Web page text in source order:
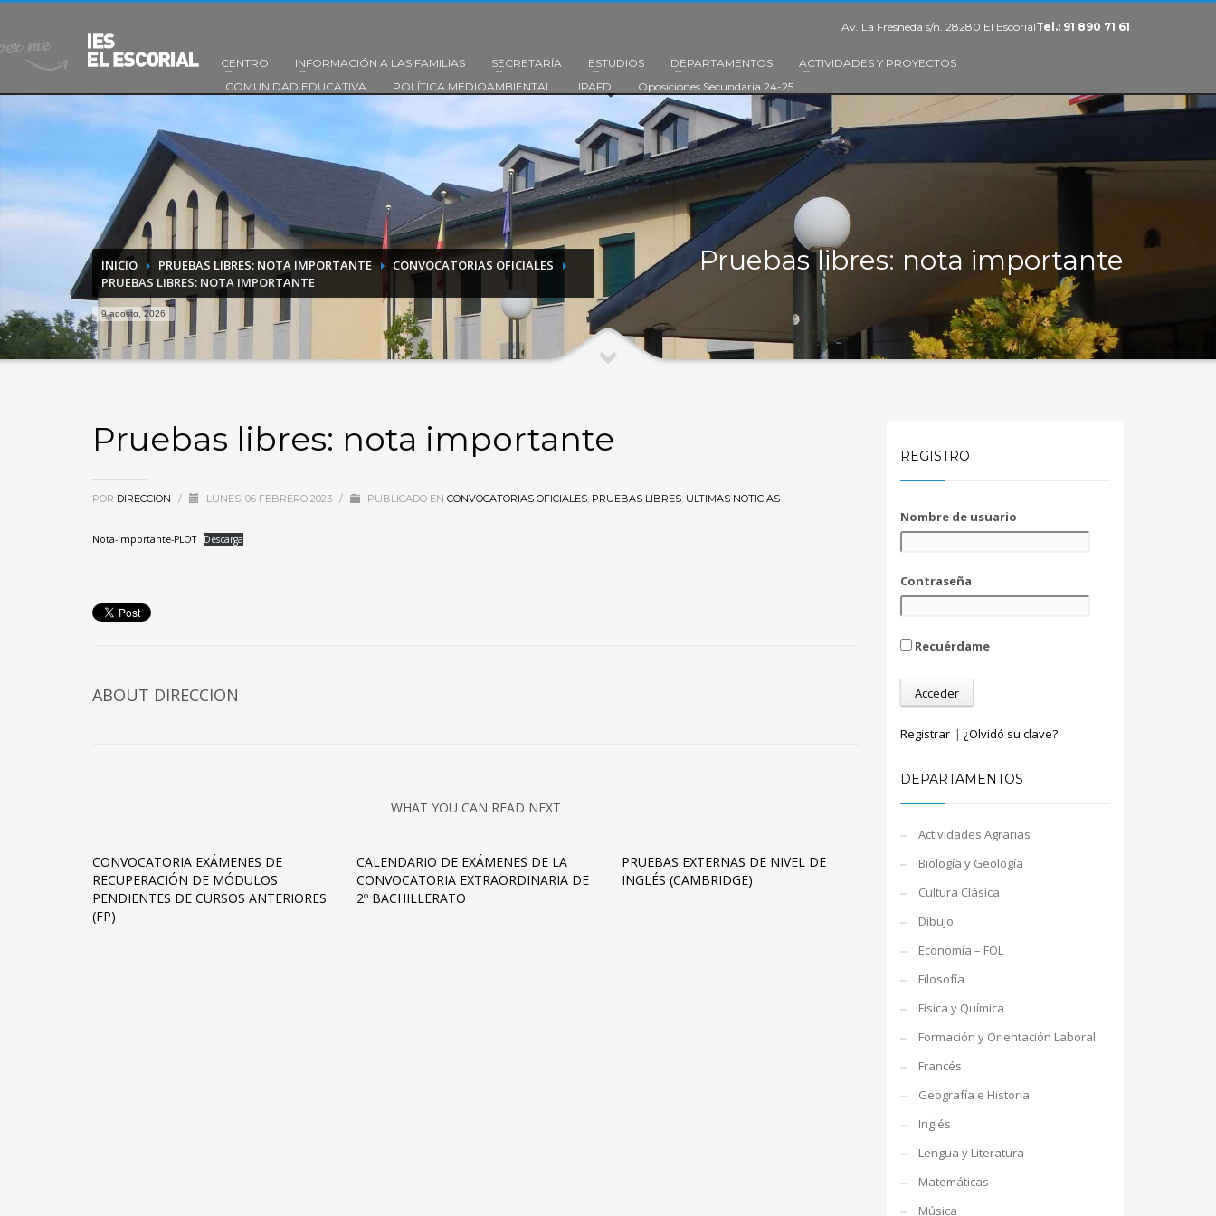
Av. La Fresneda s/n. 28280 El EscorialTel.: 91 890 71 61
CENTRO INFORMACIÓN A LAS FAMILIAS SECRETARÍA ESTUDIOS DEPARTAMENTOS
ACTIVIDADES Y PROYECTOS
COMUNIDAD EDUCATIVA
POLÍTICA MEDIOAMBIENTAL IPAFD Oposiciones Secundaria 24-25.
INICIO PRUEBAS LIBRES: NOTA IMPORTANTE
CONVOCATORIAS OFICIALES
PRUEBAS LIBRES: NOTA IMPORTANTE
9 agosto, 2026
Pruebas libres: nota importante
Pruebas libres: nota importante
POR DIRECCION / LUNES, 06 FEBRERO 2023 / PUBLICADO EN CONVOCATORIAS OFICIALES, PRUEBAS LIBRES, ULTIMAS NOTICIAS
Nota-importante-PLOT Descarga
ABOUT DIRECCION
WHAT YOU CAN READ NEXT
CONVOCATORIA EXÁMENES DE
RECUPERACIÓN DE MÓDULOS
PENDIENTES DE CURSOS ANTERIORES
(FP)
CALENDARIO DE EXÁMENES DE LA
CONVOCATORIA EXTRAORDINARIA DE
2º BACHILLERATO
PRUEBAS EXTERNAS DE NIVEL DE
INGLÉS (CAMBRIDGE)
REGISTRO
Nombre de usuario
Contraseña
Recuérdame
Registrar | ¿Olvidó su clave?
DEPARTAMENTOS
Actividades Agrarias
Biología y Geología
Cultura Clásica
Dibujo
Economía – FOL
Filosofía
Física y Química
Formación y Orientación Laboral
Francés
Geografía e Historia
Inglés
Lengua y Literatura
Matemáticas
Música